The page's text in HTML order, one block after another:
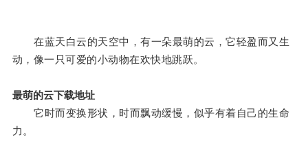
在蓝天白云的天空中，有一朵最萌的云，它轻盈而又生
动，像一只可爱的小动物在欢快地跳跃。
最萌的云下载地址
它时而变换形状，时而飘动缓慢，似乎有着自己的生命
力。